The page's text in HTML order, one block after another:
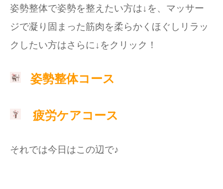
姿勢整体で姿勢を整えたい方は↓を、マッサー
ジで凝り固まった筋肉を柔らかくほぐしリラッ
クしたい方はさらに↓をクリック！
姿勢整体コース
疲労ケアコース
それでは今日はこの辺で♪